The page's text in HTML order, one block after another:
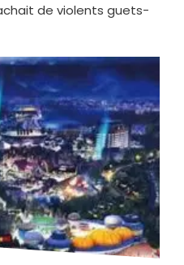
de violents guets-